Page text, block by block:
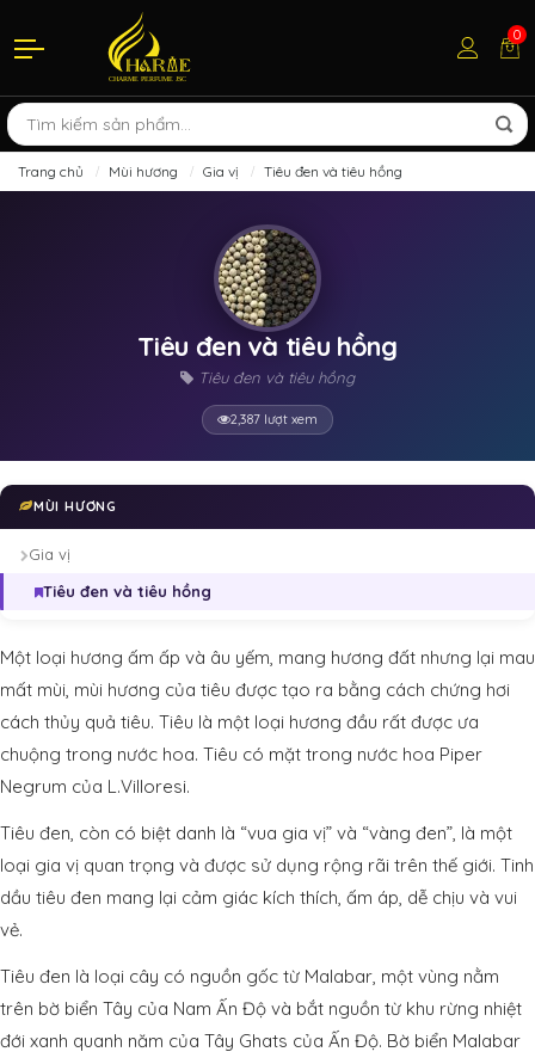
0
Trang chủ Mùi hương Gia vị Tiêu đen và tiêu hồng
Tiêu đen và tiêu hồng
Tiêu đen và tiêu hồng
2,387 lượt xem
MÙI HƯƠNG
Gia vị
Tiêu đen và tiêu hồng
Một loại hương ấm ấp và âu yếm, mang hương đất nhưng lại mau
mất mùi, mùi hương của tiêu được tạo ra bằng cách chứng hơi
cách thủy quả tiêu. Tiêu là một loại hương đầu rất được ưa
chuộng trong nước hoa. Tiêu có mặt trong nước hoa Piper
Negrum của L.Villoresi.
Tiêu đen, còn có biệt danh là “vua gia vị” và “vàng đen”, là một
loại gia vị quan trọng và được sử dụng rộng rãi trên thế giới. Tinh
dầu tiêu đen mang lại cảm giác kích thích, ấm áp, dễ chịu và vui
vẻ.
Tiêu đen là loại cây có nguồn gốc từ Malabar, một vùng nằm
trên bờ biển Tây của Nam Ấn Độ và bắt nguồn từ khu rừng nhiệt
đới xanh quanh năm của Tây Ghats của Ấn Độ. Bờ biển Malabar